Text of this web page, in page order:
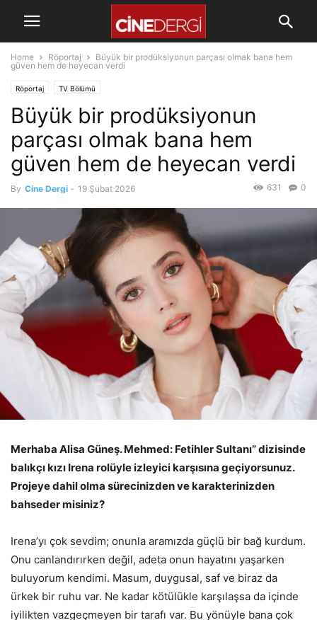
Home Röportaj
Büyük bir prodüksiyonun parçası olmak bana hem
güven hem de heyecan verdi
Röportaj TV Bölümü
Büyük bir prodüksiyonun
parçası olmak bana hem
güven hem de heyecan verdi
By Cine Dergi - 19 Şubat 2026 0
631
Merhaba Alisa Güneş. Mehmed: Fetihler Sultanı” dizisinde
balıkçı kızı Irena rolüyle izleyici karşısına geçiyorsunuz.
Projeye dahil olma sürecinizden ve karakterinizden
bahseder misiniz?
Irena’yı çok sevdim; onunla aramızda güçlü bir bağ kurdum.
Onu canlandırırken değil, adeta onun hayatını yaşarken
buluyorum kendimi. Masum, duygusal, saf ve biraz da
ürkek bir ruhu var. Ne kadar kötülükle karşılaşsa da içinde
iyilikten vazgeçmeyen bir tarafı var. Bu yönüyle bana çok